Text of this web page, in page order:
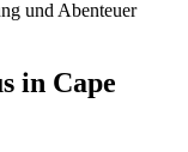
in Cape